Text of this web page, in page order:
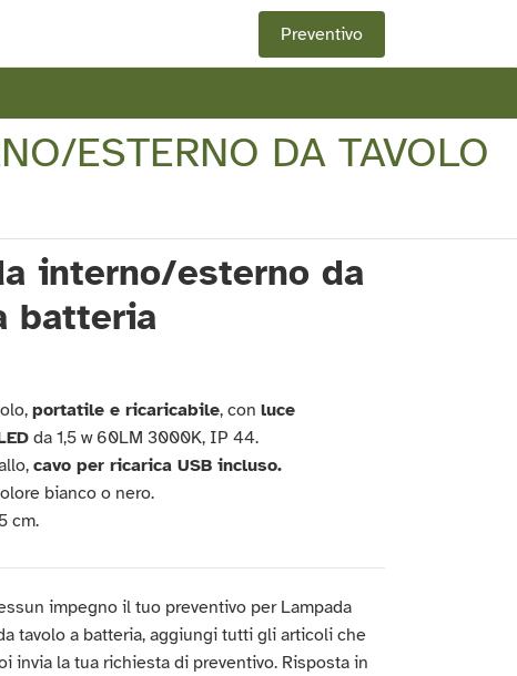
Preventivo
ESTERNO DA TAVOLO
interno/esterno da
batteria
portatile e ricaricabile, conluce
da 1,5 w 60LM 3000K, IP 44.
cavo per ricarica USB incluso.
bianco o nero.
cm.
impegno il tuo preventivo per Lampada
tavolo a batteria, aggiungi tutti gli articoli che
invia la tua richiesta di preventivo. Risposta in